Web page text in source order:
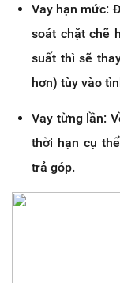
Vay hạn mức:
soát chặt chẽ
suất thì sẽ
hơn) tùy vào
Vay từng lần:
thời hạn cụ
trả góp.